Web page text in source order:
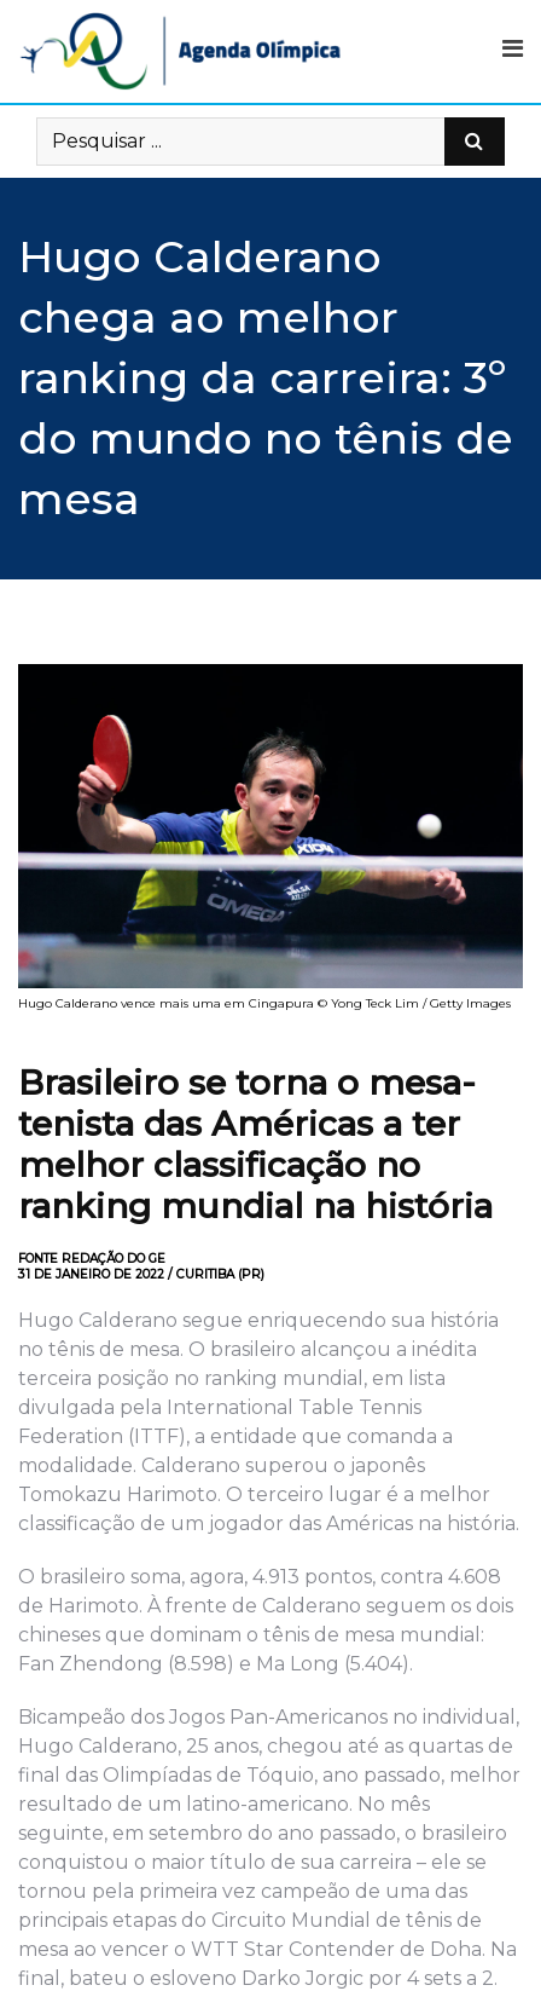
content
Hugo Calderano
chega ao melhor
ranking da carreira: 3º
do mundo no tênis de
mesa
Hugo Calderano vence mais uma em Cingapura © Yong Teck Lim / Getty Images
Brasileiro se torna o mesa-
tenista das Américas a ter
melhor classificação no
ranking mundial na história
FONTE REDAÇÃO DO GE
31 DE JANEIRO DE 2022 / CURITIBA (PR)
Hugo Calderano segue enriquecendo sua história
no tênis de mesa. O brasileiro alcançou a inédita
terceira posição no ranking mundial, em lista
divulgada pela International Table Tennis
Federation (ITTF), a entidade que comanda a
modalidade. Calderano superou o japonês
Tomokazu Harimoto. O terceiro lugar é a melhor
classificação de um jogador das Américas na história.
O brasileiro soma, agora, 4.913 pontos, contra 4.608
de Harimoto. À frente de Calderano seguem os dois
chineses que dominam o tênis de mesa mundial:
Fan Zhendong (8.598) e Ma Long (5.404).
Bicampeão dos Jogos Pan-Americanos no individual,
Hugo Calderano, 25 anos, chegou até as quartas de
final das Olimpíadas de Tóquio, ano passado, melhor
resultado de um latino-americano. No mês
seguinte, em setembro do ano passado, o brasileiro
conquistou o maior título de sua carreira – ele se
tornou pela primeira vez campeão de uma das
principais etapas do Circuito Mundial de tênis de
mesa ao vencer o WTT Star Contender de Doha. Na
final, bateu o esloveno Darko Jorgic por 4 sets a 2.